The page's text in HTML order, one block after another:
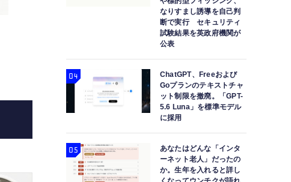
Miyasato Keisuke
携帯ゲーム機PSPで採用され
～）：ロストメモリ
なりすまし誘導を自己判
断で実行 セキュリティ
試験結果を英政府機関が
公表
ChatGPT、Freeおよび
Goプランのテキストチャ
ット制限を撤廃。「GPT-
5.6 Luna」を標準モデル
に採用
あなたはどんな「インタ
ーネット老人」だったの
か。生年を入れると詳し